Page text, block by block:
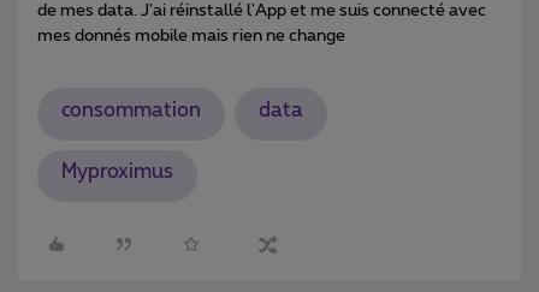
de mes data. J'ai réinstallé l'App et me suis connecté avec
mes donnés mobile mais rien ne change
consommation data
Myproximus